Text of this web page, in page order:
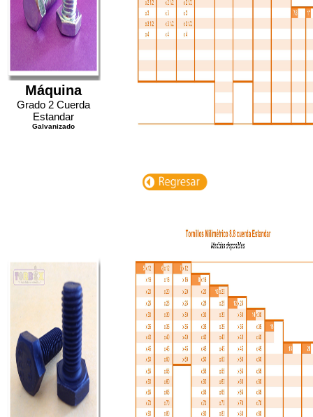
Máquina
Grado 2 Cuerda
Estandar
Galvanizado